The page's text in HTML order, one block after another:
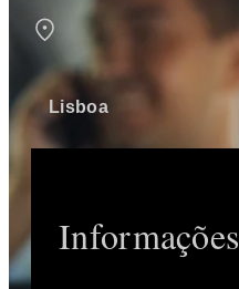
Lisboa
Informações